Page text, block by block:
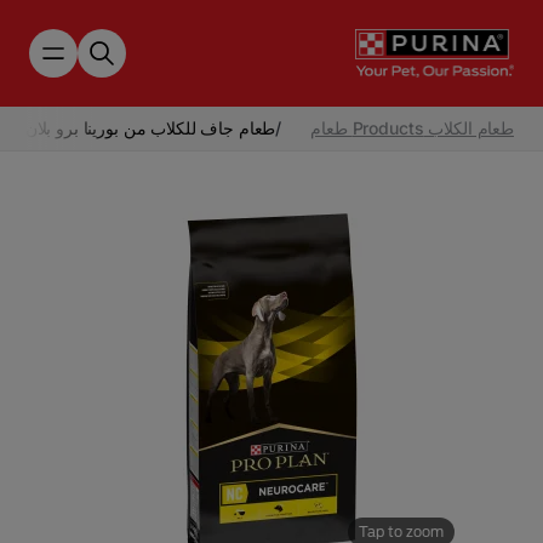
طعام الكلاب Products طعام /طعام جاف للكلاب من بورينا برو بلان
Tap to zoom